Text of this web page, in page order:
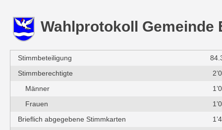
Wahlprotokoll Gemeinde
Stimmbeteiligung
Stimmberechtigte
Männer
Frauen
Brieflich abgegebene Stimmkarten